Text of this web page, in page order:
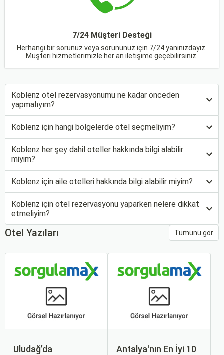
7/24 Müşteri Desteği
Herhangi bir sorunuz veya sorununuz için 7/24 yanınızdayız.
Müşteri hizmetlerimizle her an iletişime geçebilirsiniz.
Koblenz otel rezervasyonumu ne kadar önceden
yapmalıyım?
Koblenz için hangi bölgelerde otel seçmeliyim?
Koblenz her şey dahil oteller hakkında bilgi alabilir
miyim?
Koblenz için aile otelleri hakkında bilgi alabilir miyim?
Koblenz için otel rezervasyonu yaparken nelere dikkat
etmeliyim?
Otel Yazıları Tümünü gör
Uludağ’da
Antalya'nın En İyi 10